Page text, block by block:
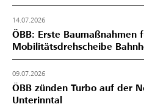
14.07.2026
ÖBB: Erste Baumaßnahmen
Mobilitätsdrehscheibe
09.07.2026
ÖBB zünden Turbo auf der
Unterinntal